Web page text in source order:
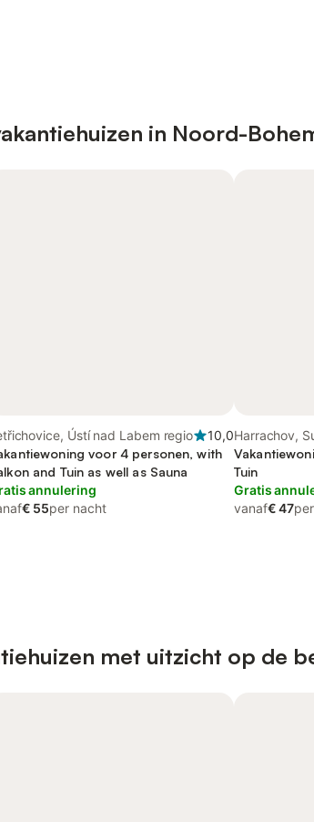
in Noord-
Ústí nad Labem regio
10,0
voor 4 personen, with
and Tuin as well as Sauna
annulering
€ 55per nacht
Harrachov,
Tuin
Gratis
vanaf€ 47
met uitzicht op de